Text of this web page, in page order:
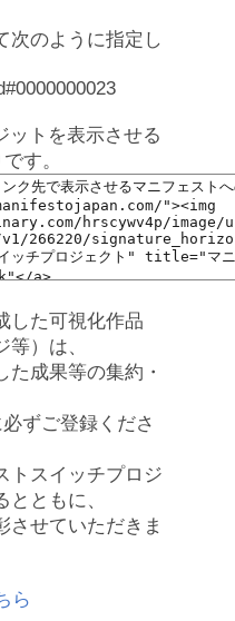
次のように指定し
ットを表示させる
す。
した可視化作品
等）は、
た成果等の集約・
必ずご登録くださ
トスイッチプロジ
ともに、
させていただきま
ら